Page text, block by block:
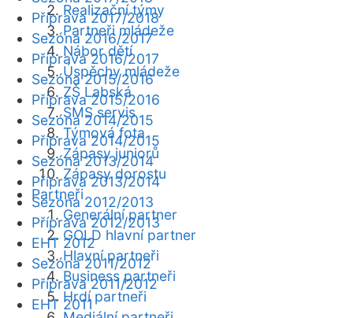
Realizační týmy
Partneři mládeže
Nábor dětí
Úspěchy mládeže
ZŠ Labská
SMS servis
Týmová fota
Zápasy juniorů
Zápasy dorostu
Partneři
Generální partner
GOLD hlavní partner
Hlavní partneři
Business partneři
Hrdí partneři
Příprava 2017/2018
Sezóna 2016/2017
Příprava 2016/2017
Sezóna 2015/2016
Příprava 2015/2016
Sezóna 2014/2015
Příprava 2014/2015
Sezóna 2013/2014
Příprava 2013/2014
Sezóna 2012/2013
Příprava 2012/2013
EHT 2012
Sezóna 2011/2012
Příprava 2011/2012
EHT 2011